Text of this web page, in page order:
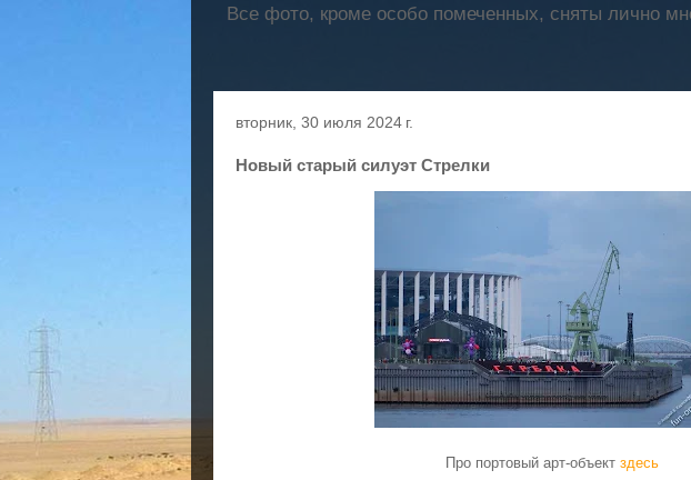
Все фото, кроме особо помеченных, сняты лично
вторник, 30 июля 2024 г.
Новый старый силуэт Стрелки
Про портовый арт-объект здесь